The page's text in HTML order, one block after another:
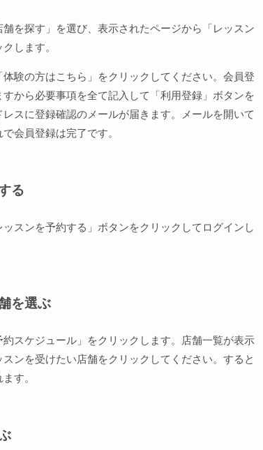
を探す」を選び、表示されたページから「レッスン
します。
験の方はこちら」をクリックしてください。会員登
から必要事項を全て記入して「利用登録」ボタンを
スに登録確認のメールが届きます。メールを開いて
会員登録は完了です。
る
スンを予約する」ボタンをクリックしてログインし
を選ぶ
スケジュール」をクリックします。店舗一覧が表示
ンを受けたい店舗をクリックしてください。すると
す。